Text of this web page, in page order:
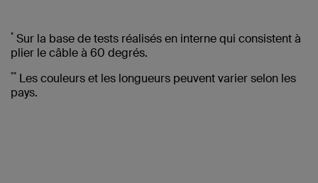
* Sur la base de tests réalisés en interne qui consistent à
plier le câble à 60 degrés.
** Les couleurs et les longueurs peuvent varier selon les
pays.